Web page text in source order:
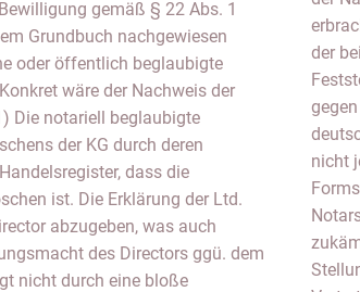
gemäß § 22 Abs. 1
Grundbuch nachgewiesen
oder öffentlich beglaubigte
wäre der Nachweis der
Die notariell beglaubigte
der KG durch deren
dass die
ist. Die Erklärung der Ltd.
abzugeben, was auch
des Directors ggü. dem
nicht durch eine bloße
der
nicht